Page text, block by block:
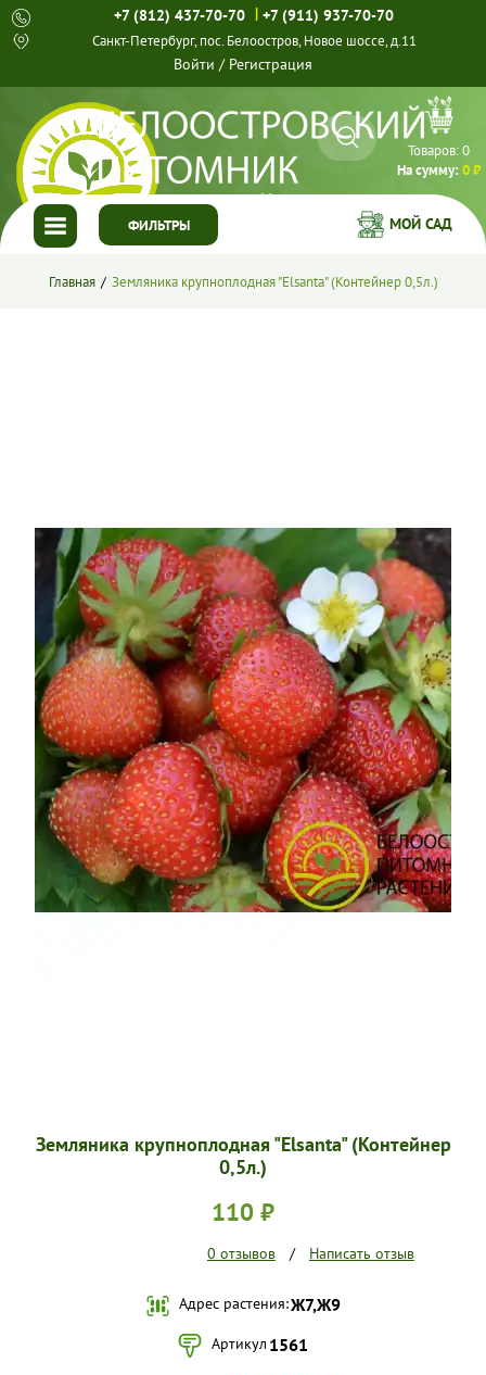
+7 (812) 437-70-70 | +7 (911) 937-70-70
Санкт-Петербург, пос. Белоостров, Новое шоссе, д.11
Войти / Регистрация
Товаров:0
На сумму:0 ₽
ФИЛЬТРЫ
ГЛАВНАЯ
УСЛОВИЯ РАБОТЫ
КОНТАКТЫ
МОЙ САД
Главная Земляника крупноплодная "Elsanta" (Контейнер 0,5л.)
Земляника крупноплодная "Elsanta" (Контейнер
0,5л.)
110 ₽
0 отзывов / Написать отзыв
Адрес растения:Ж7,Ж9
Артикул 1561